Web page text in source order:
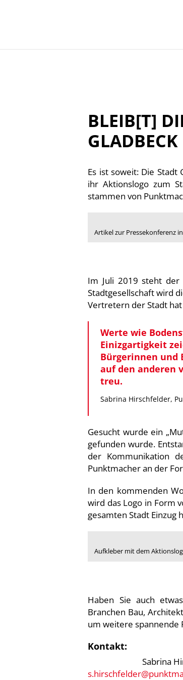
BLEIB[T]
GLADBECK
Es ist soweit: Die Stadt
ihr Aktionslogo zum
stammen von
Artikel zur Pressekonferenz
Im Juli 2019 steht der
Stadtgesellschaft wird
Vertretern der Stadt
Werte wie
Einizgartigkeit
Bürgerinnen und
auf den anderen
treu.
Sabrina Hirschfelder,
Gesucht wurde ein
gefunden wurde.
der Kommunikation
Punktmacher an der
In den kommenden
wird das Logo in Form
gesamten Stadt Einzug
Aufkleber mit dem
Haben Sie auch
Branchen Bau,
um weitere spannende
Kontakt:
Sabrina